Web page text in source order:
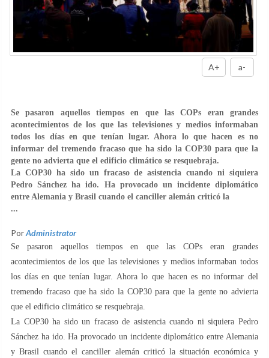
A+ a-
Se pasaron aquellos tiempos en que las COPs eran grandes
acontecimientos de los que las televisiones y medios informaban
todos los días en que tenían lugar. Ahora lo que hacen es no
informar del tremendo fracaso que ha sido la COP30 para que la
gente no advierta que el edificio climático se resquebraja.
La COP30 ha sido un fracaso de asistencia cuando ni siquiera
Pedro Sánchez ha ido. Ha provocado un incidente diplomático
entre Alemania y Brasil cuando el canciller alemán criticó la
...
PorAdministrator
Se pasaron aquellos tiempos en que las COPs eran grandes
acontecimientos de los que las televisiones y medios informaban todos
los días en que tenían lugar. Ahora lo que hacen es no informar del
tremendo fracaso que ha sido la COP30 para que la gente no advierta
que el edificio climático se resquebraja.
La COP30 ha sido un fracaso de asistencia cuando ni siquiera Pedro
Sánchez ha ido. Ha provocado un incidente diplomático entre Alemania
y Brasil cuando el canciller alemán criticó la situación económica y